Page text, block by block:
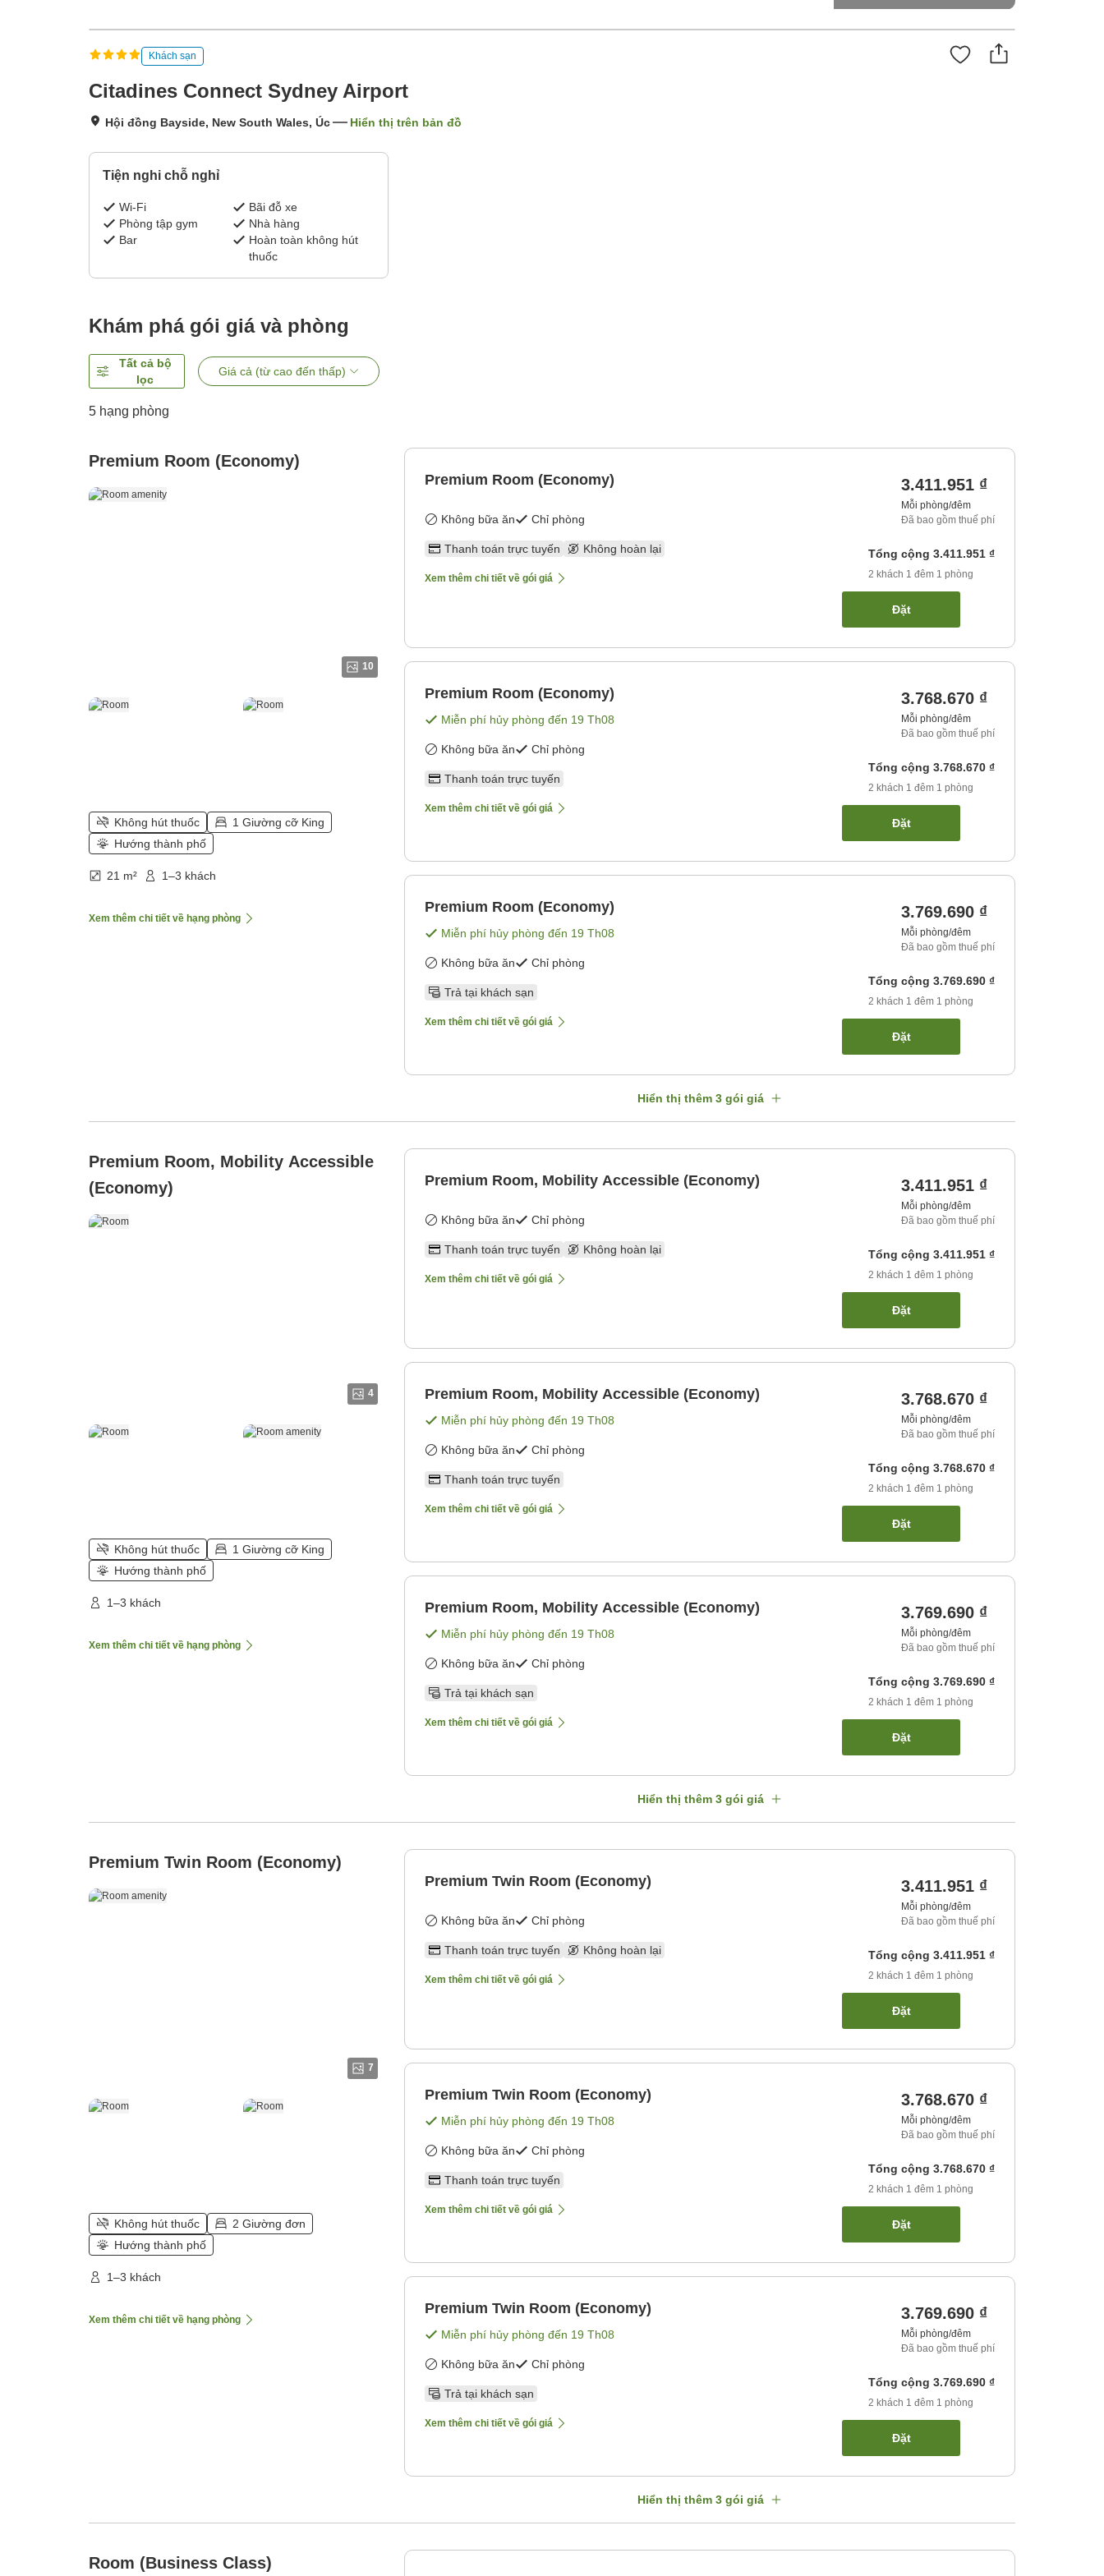
Khách sạn
Citadines Connect Sydney Airport
Hội đồng Bayside, New South Wales, Úc Hiển thị trên bản đồ
Tiện nghi chỗ nghỉ
Wi-Fi
Bãi đỗ xe
Phòng tập gym
Nhà hàng
Bar
Hoàn toàn không hút
thuốc
Khám phá gói giá và phòng
Tất cả bộ
lọc
Giá cả (từ cao đến thấp)
5 hạng phòng
Premium Room (Economy)
10
Không hút thuốc
1 Giường cỡ King
Hướng thành phố
21 m² 1–3 khách
Xem thêm chi tiết về hạng phòng
Premium Room (Economy)
Không bữa ăn Chỉ phòng
Thanh toán trực tuyến Không hoàn lại
Xem thêm chi tiết về gói giá
3.411.951 ₫
Mỗi phòng/đêm
Đã bao gồm thuế phí
Tổng cộng 3.411.951 ₫
2 khách 1 đêm 1 phòng
Đặt
Premium Room (Economy)
Miễn phí hủy phòng đến 19 Th08
Không bữa ăn Chỉ phòng
Thanh toán trực tuyến
Xem thêm chi tiết về gói giá
3.768.670 ₫
Mỗi phòng/đêm
Đã bao gồm thuế phí
Tổng cộng 3.768.670 ₫
2 khách 1 đêm 1 phòng
Đặt
Premium Room (Economy)
Miễn phí hủy phòng đến 19 Th08
Không bữa ăn Chỉ phòng
Trả tại khách sạn
Xem thêm chi tiết về gói giá
3.769.690 ₫
Mỗi phòng/đêm
Đã bao gồm thuế phí
Tổng cộng 3.769.690 ₫
2 khách 1 đêm 1 phòng
Đặt
Hiển thị thêm 3 gói giá
Premium Room, Mobility Accessible
(Economy)
4
Không hút thuốc
1 Giường cỡ King
Hướng thành phố
1–3 khách
Xem thêm chi tiết về hạng phòng
Premium Room, Mobility Accessible (Economy)
Không bữa ăn Chỉ phòng
Thanh toán trực tuyến Không hoàn lại
Xem thêm chi tiết về gói giá
3.411.951 ₫
Mỗi phòng/đêm
Đã bao gồm thuế phí
Tổng cộng 3.411.951 ₫
2 khách 1 đêm 1 phòng
Đặt
Premium Room, Mobility Accessible (Economy)
Miễn phí hủy phòng đến 19 Th08
Không bữa ăn Chỉ phòng
Thanh toán trực tuyến
Xem thêm chi tiết về gói giá
3.768.670 ₫
Mỗi phòng/đêm
Đã bao gồm thuế phí
Tổng cộng 3.768.670 ₫
2 khách 1 đêm 1 phòng
Đặt
Premium Room, Mobility Accessible (Economy)
Miễn phí hủy phòng đến 19 Th08
Không bữa ăn Chỉ phòng
Trả tại khách sạn
Xem thêm chi tiết về gói giá
3.769.690 ₫
Mỗi phòng/đêm
Đã bao gồm thuế phí
Tổng cộng 3.769.690 ₫
2 khách 1 đêm 1 phòng
Đặt
Hiển thị thêm 3 gói giá
Premium Twin Room (Economy)
7
Không hút thuốc
2 Giường đơn
Hướng thành phố
1–3 khách
Xem thêm chi tiết về hạng phòng
Premium Twin Room (Economy)
Không bữa ăn Chỉ phòng
Thanh toán trực tuyến Không hoàn lại
Xem thêm chi tiết về gói giá
3.411.951 ₫
Mỗi phòng/đêm
Đã bao gồm thuế phí
Tổng cộng 3.411.951 ₫
2 khách 1 đêm 1 phòng
Đặt
Premium Twin Room (Economy)
Miễn phí hủy phòng đến 19 Th08
Không bữa ăn Chỉ phòng
Thanh toán trực tuyến
Xem thêm chi tiết về gói giá
3.768.670 ₫
Mỗi phòng/đêm
Đã bao gồm thuế phí
Tổng cộng 3.768.670 ₫
2 khách 1 đêm 1 phòng
Đặt
Premium Twin Room (Economy)
Miễn phí hủy phòng đến 19 Th08
Không bữa ăn Chỉ phòng
Trả tại khách sạn
Xem thêm chi tiết về gói giá
3.769.690 ₫
Mỗi phòng/đêm
Đã bao gồm thuế phí
Tổng cộng 3.769.690 ₫
2 khách 1 đêm 1 phòng
Đặt
Hiển thị thêm 3 gói giá
Room (Business Class)